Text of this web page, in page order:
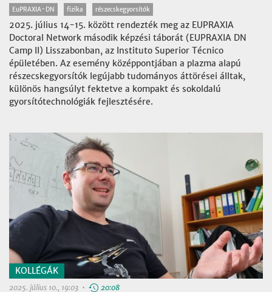
EuPRAXIA-DN fizika részecskegyorsítók
2025. július 14-15. között rendezték meg az EUPRAXIA
Doctoral Network második képzési táborát (EUPRAXIA DN
Camp II) Lisszabonban, az Instituto Superior Técnico
épületében. Az esemény középpontjában a plazma alapú
részecskegyorsítók legújabb tudományos áttörései álltak,
különös hangsúlyt fektetve a kompakt és sokoldalú
gyorsítótechnológiák fejlesztésére.
KOLLÉGÁK
2025. július 10., 19:03 • 20:08